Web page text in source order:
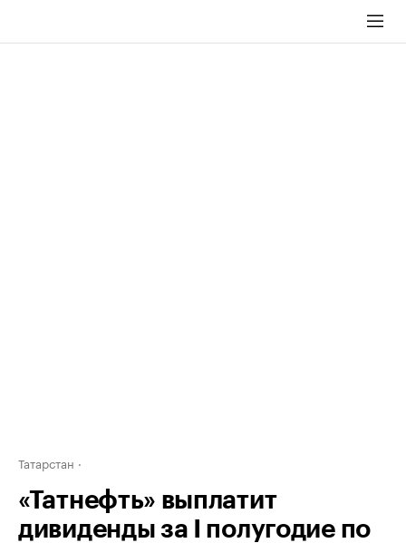
Татарстан
«Татнефть» выплатит
дивиденды за I полугодие по